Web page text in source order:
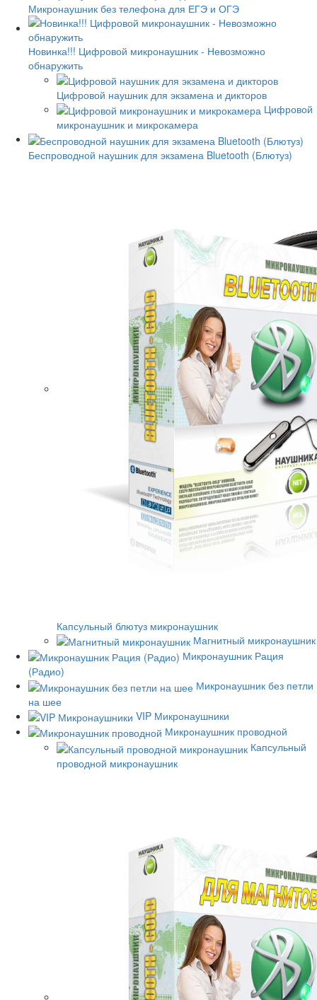
Микронаушник без телефона для ЕГЭ и ОГЭ
Новинка!!! Цифровой микронаушник - Невозможно
обнаружить
Цифровой наушник для экзамена и дикторов
Цифровой
микронаушник и микрокамера
Беспроводной наушник для экзамена Bluetooth (Блютуз)
Капсульный блютуз микронаушник
Магнитный микронаушник
Микронаушник Рация
(Радио)
Микронаушник без петли
на шее
VIP Микронаушники
Микронаушник проводной
Капсульный
проводной микронаушник